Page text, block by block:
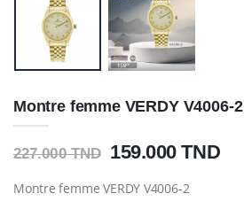
Montre femme VERDY V4006-2
227.000 TND 159.000 TND
Montre femme VERDY V4006-2